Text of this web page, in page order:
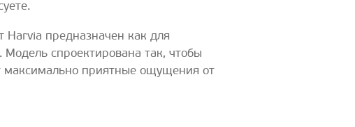
предназначен как для
Модель спроектирована так, чтобы
максимально приятные ощущения от